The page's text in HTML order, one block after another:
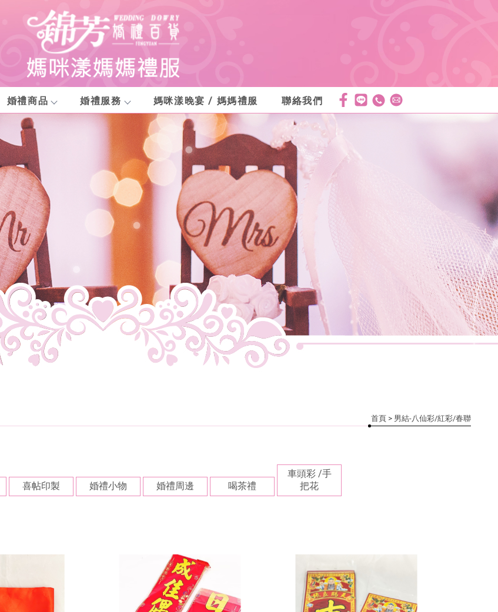
婚禮商品 婚禮服務 媽咪漾晚宴 / 媽媽禮服 聯絡我們
首頁> 男結-八仙彩/紅彩/春聯
喜帖印製 婚禮小物 婚禮周邊 喝茶禮
車頭彩 /手
把花